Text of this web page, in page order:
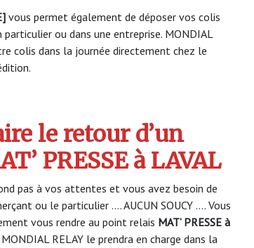
vous permet également de déposer vos colis
particulier ou dans une entreprise. MONDIAL
colis dans la journée directement chez le
le retour d’un
PRESSE à LAVAL
pas à vos attentes et vous avez besoin de
ou le particulier …. AUCUN SOUCY …. Vous
vous rendre au point relais MAT’ PRESSE à
RELAY le prendra en charge dans la